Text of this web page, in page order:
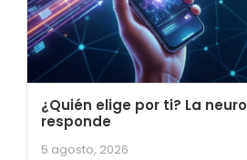
¿Quién elige por ti? La
responde
5 agosto, 2026